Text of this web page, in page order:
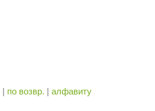
| по возвр. | алфавиту